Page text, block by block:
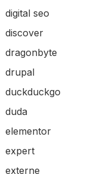
digital seo
discover
dragonbyte
drupal
duckduckgo
duda
elementor
expert
externe